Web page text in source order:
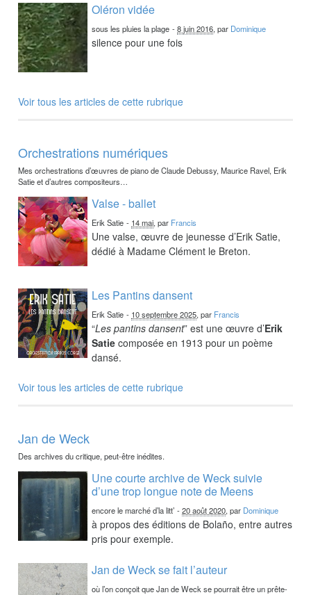
Oléron vidée
sous les pluies la plage -8 juin 2016, par Dominique
silence pour une fois
Voir tous les articles de cette rubrique
Orchestrations numériques
Mes orchestrations d’œuvres de piano de Claude Debussy, Maurice Ravel, Erik
Satie et d’autres compositeurs…
Valse - ballet
Erik Satie - 14 mai, par Francis
Une valse, œuvre de jeunesse d’Erik Satie,
dédié à Madame Clément le Breton.
Les Pantins dansent
Erik Satie - 10 septembre 2025, par Francis
“Les pantins dansent” est une œuvre d’Erik
Satie composée en 1913 pour un poème
dansé.
Voir tous les articles de cette rubrique
Jan de Weck
Des archives du critique, peut-être inédites.
Une courte archive de Weck suivie
d’une trop longue note de Meens
encore le marché d’la litt’ -20 août 2020, par Dominique
à propos des éditions de Bolaño, entre autres
pris pour exemple.
Jan de Weck se fait l’auteur
où l’on conçoit que Jan de Weck se pourrait être un prête-